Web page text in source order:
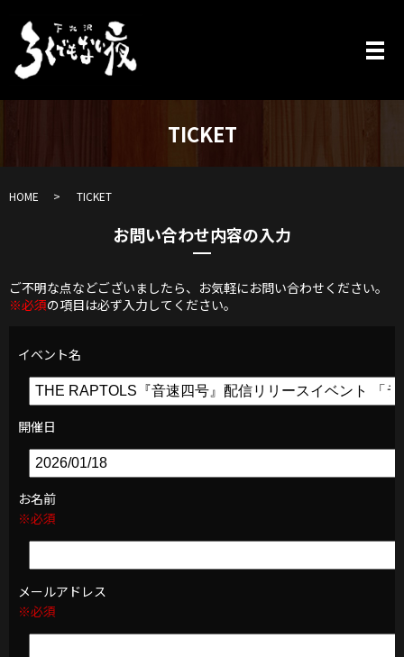
TICKET
HOME TICKET
お問い合わせ内容の入力
ご不明な点などございましたら、お気軽にお問い合わせください。
※必須の項目は必ず入力してください。
イベント名
開催日
お名前
※必須
メールアドレス
※必須